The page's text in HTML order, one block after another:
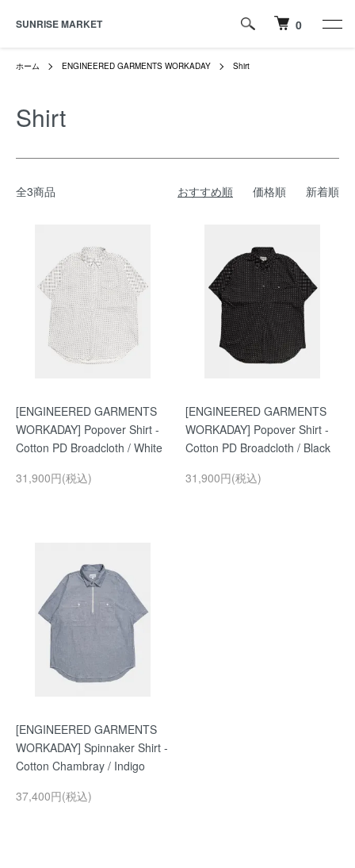
SUNRISE MARKET 0
ホーム ENGINEERED GARMENTS WORKADAY Shirt
Shirt
全3商品 おすすめ順 価格順 新着順
[ENGINEERED GARMENTS
WORKADAY] Popover Shirt -
Cotton PD Broadcloth / White
31,900円(税込)
[ENGINEERED GARMENTS
WORKADAY] Popover Shirt -
Cotton PD Broadcloth / Black
31,900円(税込)
[ENGINEERED GARMENTS
WORKADAY] Spinnaker Shirt -
Cotton Chambray / Indigo
37,400円(税込)